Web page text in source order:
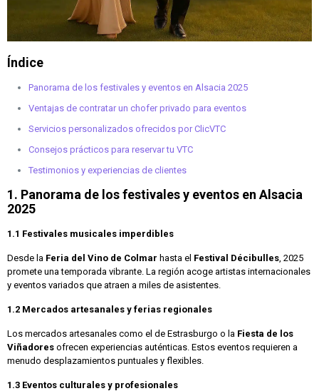
Índice
Panorama de los festivales y eventos en Alsacia 2025
Ventajas de contratar un chofer privado para eventos
Servicios personalizados ofrecidos por ClicVTC
Consejos prácticos para reservar tu VTC
Testimonios y experiencias de clientes
1. Panorama de los festivales y eventos en Alsacia
2025
1.1 Festivales musicales imperdibles
Desde la Feria del Vino de Colmar hasta el Festival Décibulles, 2025
promete una temporada vibrante. La región acoge artistas internacionales
y eventos variados que atraen a miles de asistentes.
1.2 Mercados artesanales y ferias regionales
Los mercados artesanales como el de Estrasburgo o la Fiesta de los
Viñadores ofrecen experiencias auténticas. Estos eventos requieren a
menudo desplazamientos puntuales y flexibles.
1.3 Eventos culturales y profesionales